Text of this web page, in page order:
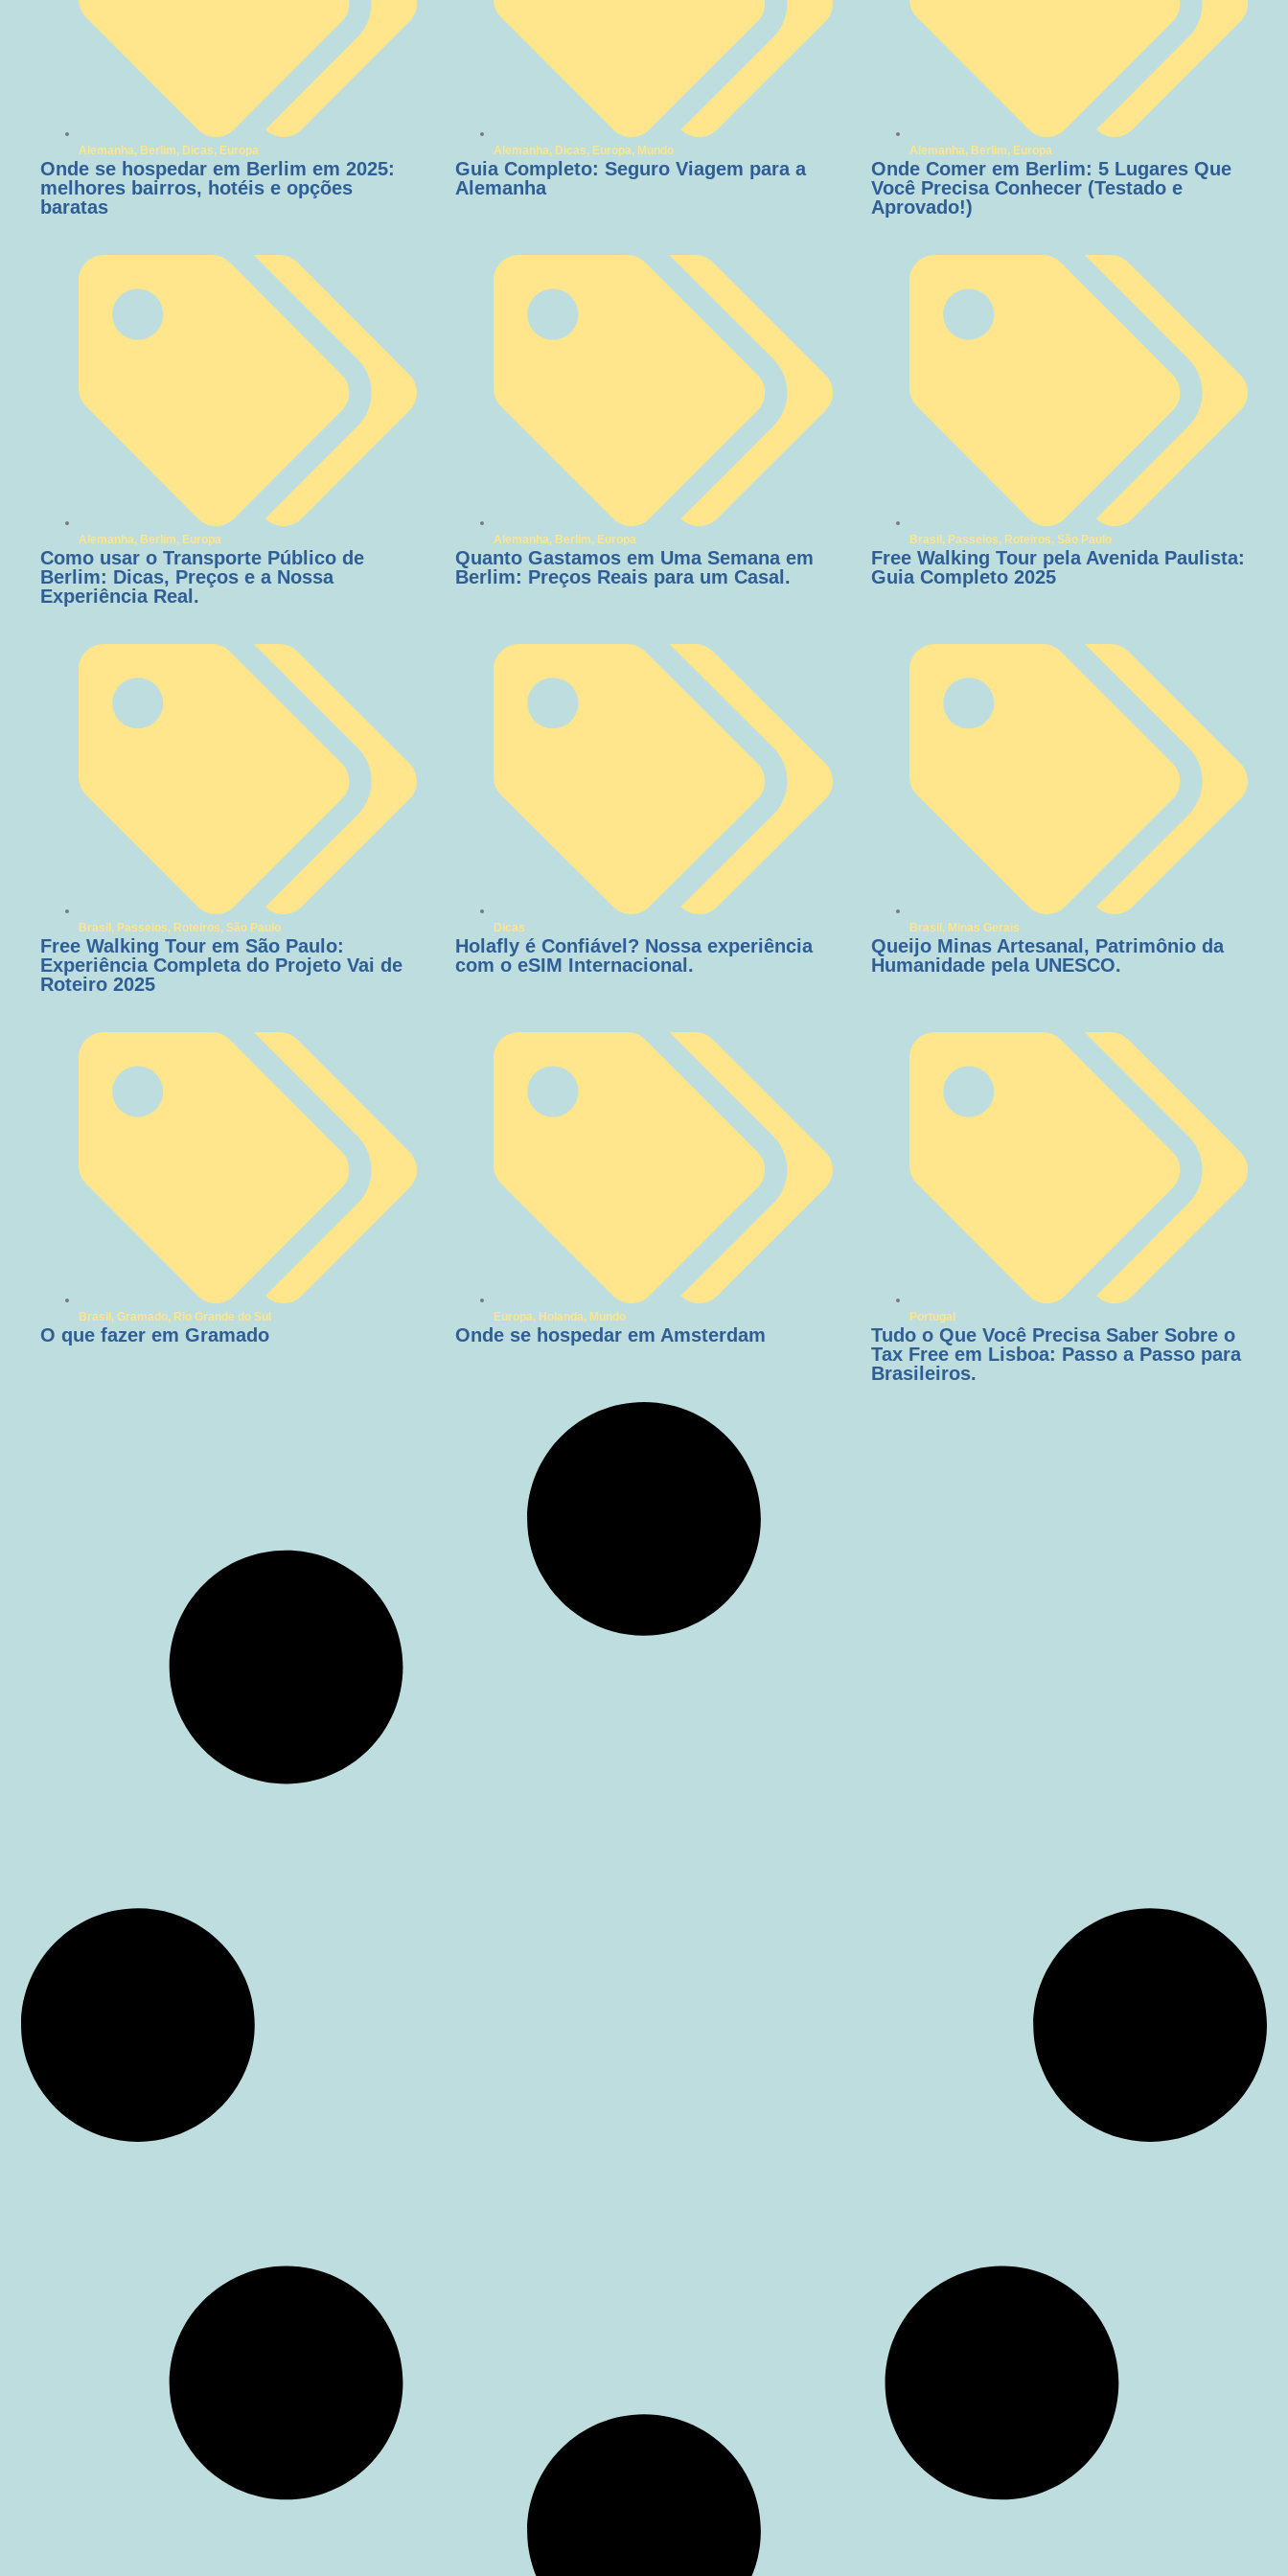
Alemanha, Berlim, Dicas, Europa
Onde se hospedar em Berlim em 2025:
melhores bairros, hotéis e opções
baratas
Alemanha, Dicas, Europa, Mundo
Guia Completo: Seguro Viagem para a
Alemanha
Alemanha, Berlim, Europa
Onde Comer em Berlim: 5 Lugares Que
Você Precisa Conhecer (Testado e
Aprovado!)
Alemanha, Berlim, Europa
Como usar o Transporte Público de
Berlim: Dicas, Preços e a Nossa
Experiência Real.
Alemanha, Berlim, Europa
Quanto Gastamos em Uma Semana em
Berlim: Preços Reais para um Casal.
Brasil, Passeios, Roteiros, São Paulo
Free Walking Tour pela Avenida Paulista:
Guia Completo 2025
Brasil , Passeios, Roteiros, São Paulo
Free Walking Tour em São Paulo:
Experiência Completa do Projeto Vai de
Roteiro 2025
Dicas
Holafly é Confiável? Nossa experiência
com o eSIM Internacional.
Brasil , Minas Gerais
Queijo Minas Artesanal, Patrimônio da
Humanidade pela UNESCO.
Brasil, Gramado, Rio Grande do Sul
O que fazer em Gramado
Europa, Holanda, Mundo
Onde se hospedar em Amsterdam
Portugal
Tudo o Que Você Precisa Saber Sobre o
Tax Free em Lisboa: Passo a Passo para
Brasileiros.